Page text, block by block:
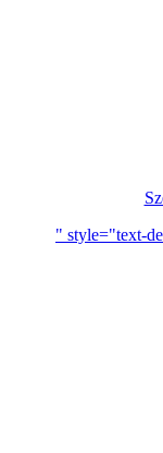
" style="text-